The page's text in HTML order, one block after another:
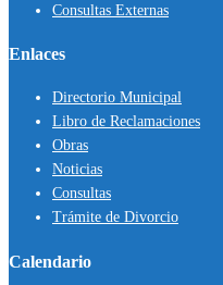
Consultas Externas
Enlaces
Directorio Municipal
Libro de Reclamaciones
Obras
Noticias
Consultas
Trámite de Divorcio
Calendario